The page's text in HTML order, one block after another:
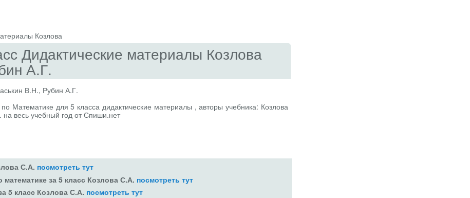
Козлова
Дидактические материалы Козлова
А.Г.
В.Н., Рубин А.Г.
Математике для 5 класса дидактические материалы , авторы учебника: Козлова
весь учебный год от Спиши.нет
С.А. посмотреть тут
за 5 класс Козлова С.А. посмотреть тут
5 класс Козлова С.А. посмотреть тут